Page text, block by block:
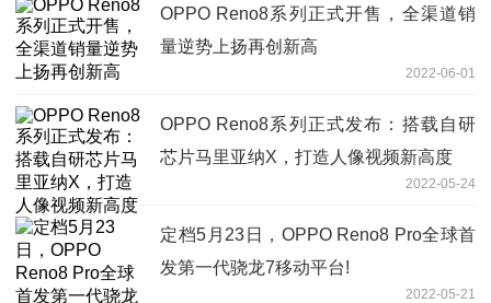
OPPO Reno8系列正式开售，全渠道销
量逆势上扬再创新高
2022-06-01
OPPO Reno8系列正式发布：搭载自研
芯片马里亚纳X，打造人像视频新高度
2022-05-24
定档5月23日，OPPO Reno8 Pro全球首
发第一代骁龙7移动平台!
2022-05-21